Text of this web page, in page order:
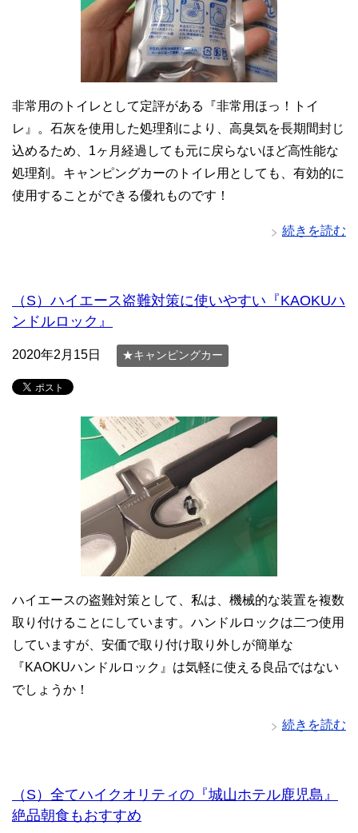
非常用のトイレとして定評がある『非常用ほっ！トイ
レ』。石灰を使用した処理剤により、高臭気を長期間封じ
込めるため、1ヶ月経過しても元に戻らないほど高性能な
処理剤。キャンピングカーのトイレ用としても、有効的に
使用することができる優れものです！
続きを読む
（S）ハイエース盗難対策に使いやすい『KAOKUハ
ンドルロック』
2020年2月15日 ★キャンピングカー
ハイエースの盗難対策として、私は、機械的な装置を複数
取り付けることにしています。ハンドルロックは二つ使用
していますが、安価で取り付け取り外しが簡単な
『KAOKUハンドルロック』は気軽に使える良品ではない
でしょうか！
続きを読む
（S）全てハイクオリティの『城山ホテル鹿児島』
絶品朝食もおすすめ